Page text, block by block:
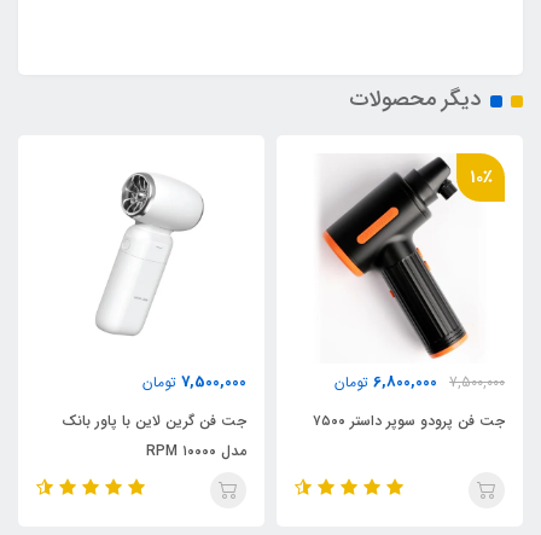
دیگر محصولات
10٪
7,500,000
6,800,000 تومان
جت فن پرودو سوپر داستر ۷۵۰۰
7,500,000 تومان
جت فن گرین لاین با پاور بانک
مدل ۱۰۰۰۰ RPM